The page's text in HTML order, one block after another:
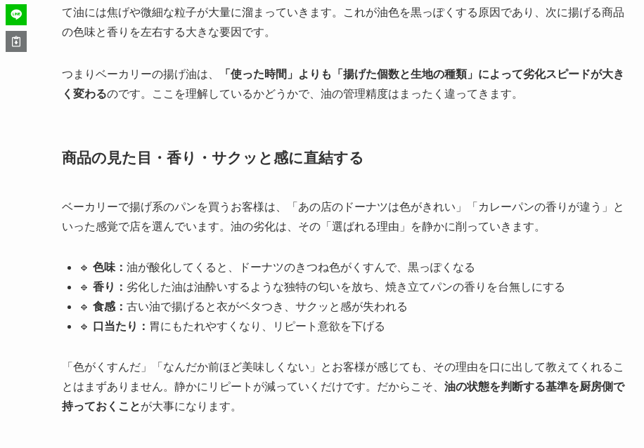
て油には焦げや微細な粒子が大量に溜まっていきます。これが油色を黒っぽくする原因であり、次に揚げる商品
の色味と香りを左右する大きな要因です。
つまりベーカリーの揚げ油は、
「使った時間」よりも「揚げた個数と生地の種類」によって劣化スピードが大き
く変わるのです。ここを理解しているかどうかで、油の管理精度はまったく違ってきます。
商品の見た目・香り・サクッと感に直結する
ベーカリーで揚げ系のパンを買うお客様は、「あの店のドーナツは色がきれい」「カレーパンの香りが違う」と
いった感覚で店を選んでいます。油の劣化は、その「選ばれる理由」を静かに削っていきます。
🔹 色味： 油が酸化してくると、ドーナツのきつね色がくすんで、黒っぽくなる
🔹 香り： 劣化した油は油酔いするような独特の匂いを放ち、焼き立てパンの香りを台無しにする
🔹 食感： 古い油で揚げると衣がベタつき、サクッと感が失われる
🔹
口当たり： 胃にもたれやすくなり、リピート意欲を下げる
「色がくすんだ」「なんだか前ほど美味しくない」とお客様が感じても、その理由を口に出して教えてくれるこ
とはまずありません。静かにリピートが減っていくだけです。だからこそ、 油の状態を判断する基準を厨房側で
持っておくことが大事になります。